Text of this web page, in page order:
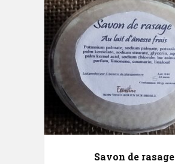
Savon de rasage